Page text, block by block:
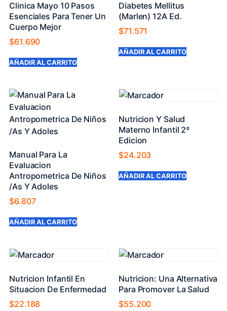
Clinica Mayo 10 Pasos
Esenciales Para Tener Un
Cuerpo Mejor
$61.690
AÑADIR AL CARRITO
Diabetes Mellitus
(Marlen) 12A Ed.
$71.571
AÑADIR AL CARRITO
Manual Para La
Evaluacion
Antropometrica De Niños
/As Y Adoles
$6.807
AÑADIR AL CARRITO
Nutricion Y Salud
Materno Infantil 2º
Edicion
$24.203
AÑADIR AL CARRITO
Nutricion Infantil En
Situacion De Enfermedad
$22.188
Nutricion: Una Alternativa
Para Promover La Salud
$55.200